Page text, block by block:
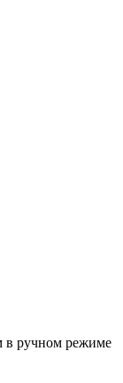
в ручном режиме